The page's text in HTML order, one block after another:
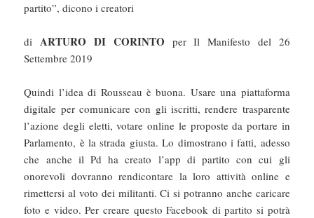
partito”, dicono i creatori
diARTURO DI CORINTO per Il Manifesto del 26
Settembre 2019
Quindi l’idea di Rousseau è buona. Usare una piattaforma
digitale per comunicare con gli iscritti, rendere trasparente
l’azione degli eletti, votare online le proposte da portare in
Parlamento, è la strada giusta. Lo dimostrano i fatti, adesso
che anche il Pd ha creato l’app di partito con cui gli
onorevoli dovranno rendicontare la loro attività online e
rimettersi al voto dei militanti. Ci si potranno anche caricare
foto e video. Per creare questo Facebook di partito si potrà